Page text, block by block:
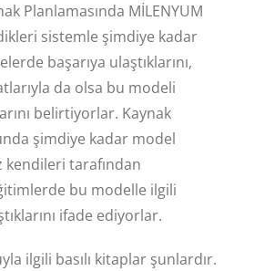
Planlamasında MİLENYUM
sistemle şimdiye kadar
başarıya ulaştıklarını,
da olsa bu modeli
belirtiyorlar. Kaynak
şimdiye kadar model
kendileri tarafından
bu modelle ilgili
ifade ediyorlar.
ilgili basılı kitaplar şunlardır.